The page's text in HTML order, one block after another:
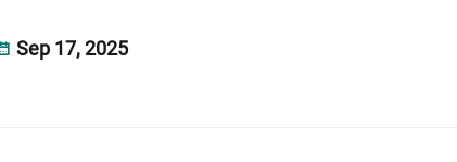
Sep 17, 2025